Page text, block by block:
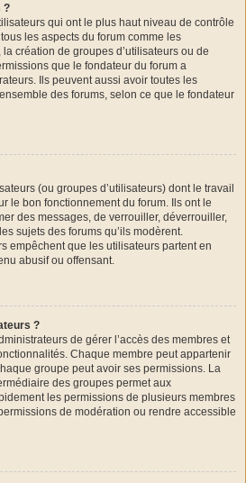
?
qui ont le plus haut niveau de contrôle
les aspects du forum comme les
création de groupes d’utilisateurs ou de
que le fondateur du forum a
Ils peuvent aussi avoir toutes les
des forums, selon ce que le fondateur
(ou groupes d’utilisateurs) dont le travail
le bon fonctionnement du forum. Ils ont le
des messages, de verrouiller, déverrouiller,
sujets des forums qu’ils modèrent.
empêchent que les utilisateurs partent en
abusif ou offensant.
?
de gérer l’accès des membres et
Chaque membre peut appartenir
groupe peut avoir ses permissions. La
des groupes permet aux
les permissions de plusieurs membres
de modération ou rendre accessible